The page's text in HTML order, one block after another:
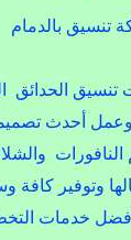
تنسيق بالدمام
الحدائق
وعمل أحدث
وتوفير كافة
أفضل خدمات